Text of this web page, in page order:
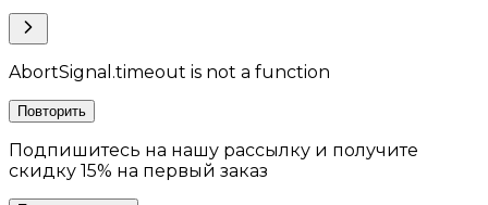
AbortSignal.timeout is not a function
Повторить
Подпишитесь на нашу рассылку и получите
скидку 15% на первый заказ